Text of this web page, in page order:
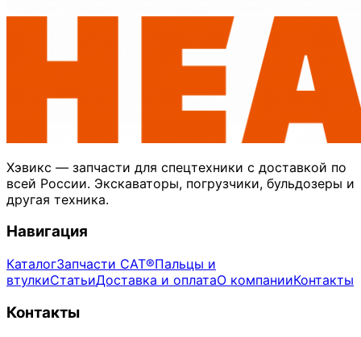
Хэвикс — запчасти для спецтехники с доставкой по
всей России. Экскаваторы, погрузчики, бульдозеры и
другая техника.
Навигация
КаталогЗапчасти CAT®Пальцы и
втулкиСтатьиДоставка и оплатаО компанииКонтакты
Контакты